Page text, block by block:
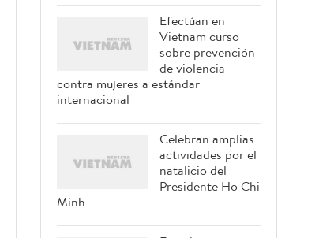
Efectúan en
Vietnam curso
sobre prevención
de violencia
contra mujeres a estándar
internacional
Celebran amplias
actividades por el
natalicio del
Presidente Ho Chi
Minh